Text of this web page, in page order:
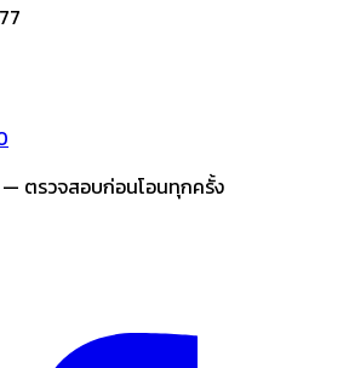
— ตรวจสอบก่อนโอนทุกครั้ง